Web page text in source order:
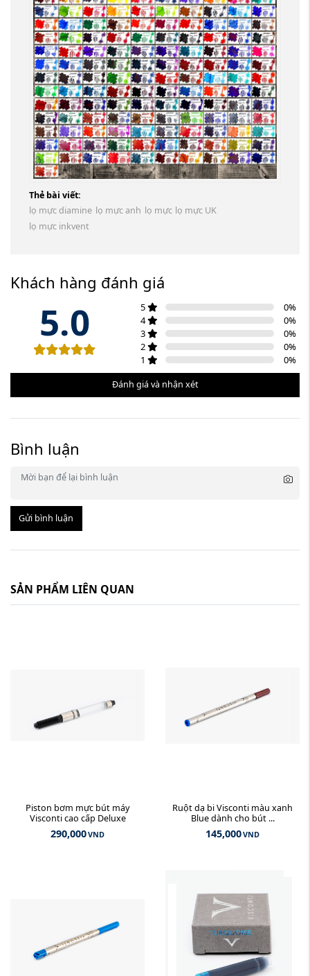
Thẻ bài viết:
lọ mực diamine lọ mực anh lọ mực lọ mực UK
lọ mực inkvent
Khách hàng đánh giá
5.0 5 0%
4
0%
3
0%
2
0%
1
0%
Đánh giá và nhận xét
Bình luận
Gửi bình luận
SẢN PHẨM LIÊN QUAN
Piston bơm mực bút máy
Visconti cao cấp Deluxe
290,000VND
Ruột dạ bi Visconti màu xanh
Blue dành cho bút ...
145,000VND